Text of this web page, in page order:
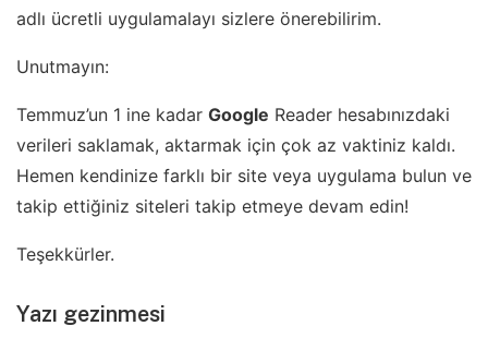
adlı ücretli uygulamalayı sizlere önerebilirim.
Unutmayın:
Temmuz’un 1 ine kadar Google Reader hesabınızdaki
verileri saklamak, aktarmak için çok az vaktiniz kaldı.
Hemen kendinize farklı bir site veya uygulama bulun ve
takip ettiğiniz siteleri takip etmeye devam edin!
Teşekkürler.
Yazı gezinmesi